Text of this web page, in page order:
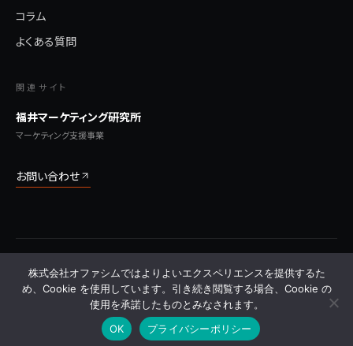
コラム
よくある質問
関連サイト
福井マーケティング研究所
マーケティング支援事業
お問い合わせ
© 2026 株式会社オファシム All Rights Reserved.
プライバシーポリシー利用規約特定商取引法に基づく表記サイトマップ よくある質問
株式会社オファシムではよりよいエクスペリエンスを提供するた
め、Cookie を使用しています。引き続き閲覧する場合、Cookie の
使用を承諾したものとみなされます。
OK
プライバシーポリシー